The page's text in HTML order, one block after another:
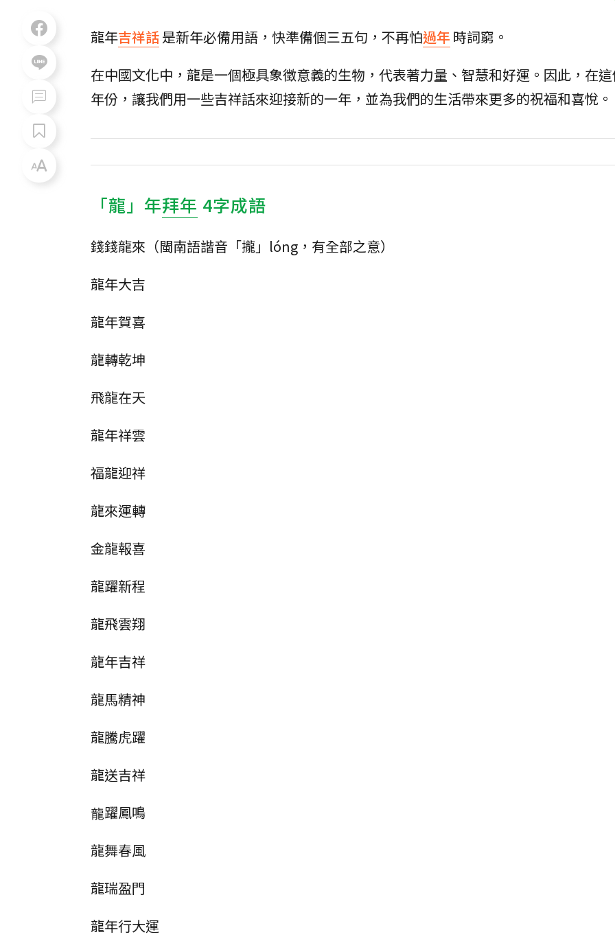
龍年吉祥話是新年必備用語，快準備個三五句，不再怕過年時詞窮。
在中國文化中，龍是一個極具象徵意義的生物，代表著力量、智慧和好運。因此，在
年份，讓我們用一些吉祥話來迎接新的一年，並為我們的生活帶來更多的祝福和喜悅。
「龍」年拜年 4字成語
錢錢龍來（閩南語諧音「攏」lóng，有全部之意）
龍年大吉
龍年賀喜
龍轉乾坤
飛龍在天
龍年祥雲
福龍迎祥
龍來運轉
金龍報喜
龍躍新程
龍飛雲翔
龍年吉祥
龍馬精神
龍騰虎躍
龍送吉祥
龍躍鳳鳴
龍舞春風
龍瑞盈門
龍年行大運